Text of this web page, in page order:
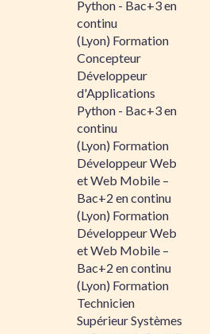
Python - Bac+3 en
continu
(Lyon) Formation
Concepteur
Développeur
d'Applications
Python - Bac+3 en
continu
(Lyon) Formation
Développeur Web
et Web Mobile –
Bac+2 en continu
(Lyon) Formation
Développeur Web
et Web Mobile –
Bac+2 en continu
(Lyon) Formation
Technicien
Supérieur Systèmes